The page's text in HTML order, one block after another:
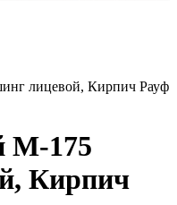
лицевой, Кирпич Рауф
М-175
Кирпич